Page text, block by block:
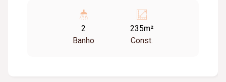
usinado, telhado com isolamento acústico e
térmico, 02 banheiros e estacionamento frontal,
oferecendo praticidade, conforto e estrutura
2
Banho
235m²
Const.